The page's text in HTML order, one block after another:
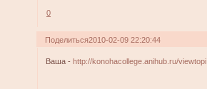
0
Поделиться2010-02-09 22:20:44
Ваша -http://konohacollege.anihub.ru/